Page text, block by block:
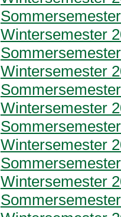
Wintersemester
Wintersemester
Wintersemester
Wintersemester
Wintersemester